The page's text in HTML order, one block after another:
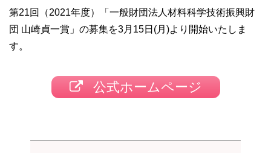
第21回（2021年度）「一般財団法人材料科学技術振興財
団 山崎貞一賞」の募集を3月15日(月)より開始いたしま
す。
公式ホームページ